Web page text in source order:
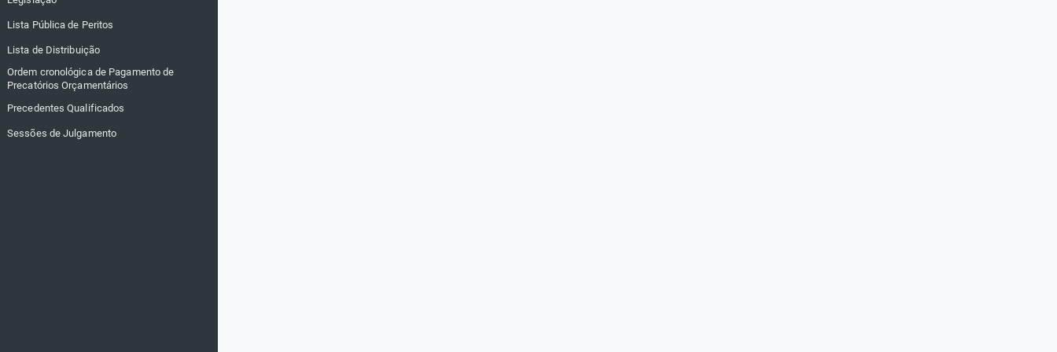
Lista Pública de Peritos
Lista de Distribuição
Ordem cronológica de Pagamento de
Precatórios Orçamentários
Precedentes Qualificados
Sessões de Julgamento